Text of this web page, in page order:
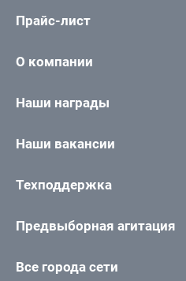
Прайс-лист
О компании
Наши награды
Наши вакансии
Техподдержка
Предвыборная агитация
Все города сети